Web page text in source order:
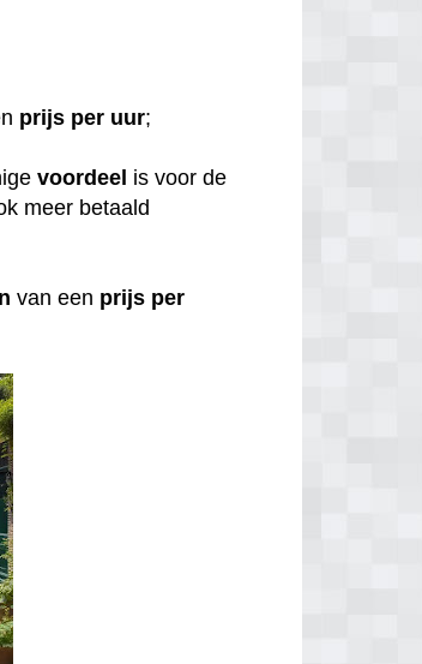
prijs per uur;
voordeel is voor de
meer betaald
van een prijs per